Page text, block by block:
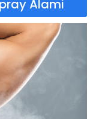
Alami